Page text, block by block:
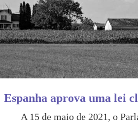
Espanha aprova uma lei
A 15 de maio de 2021, o